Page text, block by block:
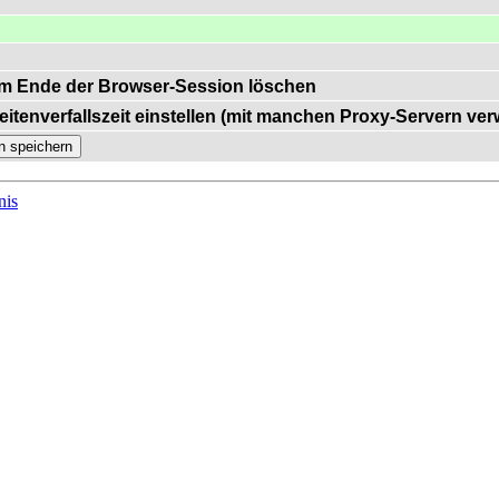
Ende der Browser-Session löschen
einstellen (mit manchen Proxy-Servern